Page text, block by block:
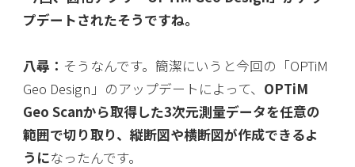
プデートされたそうですね。
八尋： そうなんです。簡潔にいうと今回の「OPTiM
Geo Design」のアップデートによって、 OPTiM
Geo Scanから取得した3次元測量データを任意の
範囲で切り取り、縦断図や横断図が作成できるよ
うになったんです。